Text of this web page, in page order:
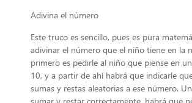
Adivina el número
Este truco es sencillo, pues es pura
adivinar el número que el niño tiene en la
primero es pedirle al niño que piense en
10, y a partir de ahí habrá que indicarle
sumas y restas aleatorias a ese número.